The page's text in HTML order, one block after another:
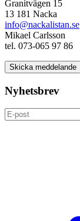
Granitvägen 15
13 181 Nacka
info@nackalistan.se
Mikael Carlsson
tel. 073-065 97 86
Skicka meddelande
Nyhetsbrev